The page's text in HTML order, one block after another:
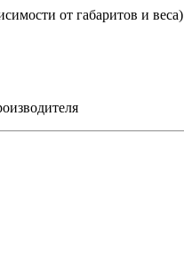
от габаритов и веса)